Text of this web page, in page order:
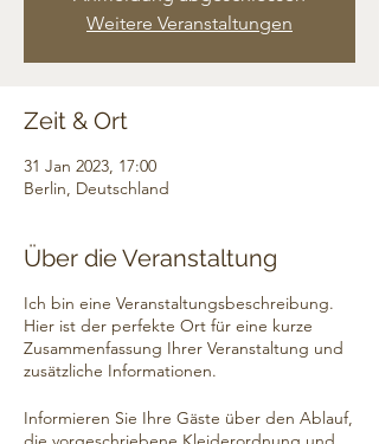
Weitere Veranstaltungen
Zeit & Ort
31 Jan 2023, 17:00
Berlin, Deutschland
Über die Veranstaltung
Ich bin eine Veranstaltungsbeschreibung.
Hier ist der perfekte Ort für eine kurze
Zusammenfassung Ihrer Veranstaltung und
zusätzliche Informationen.
Informieren Sie Ihre Gäste über den Ablauf,